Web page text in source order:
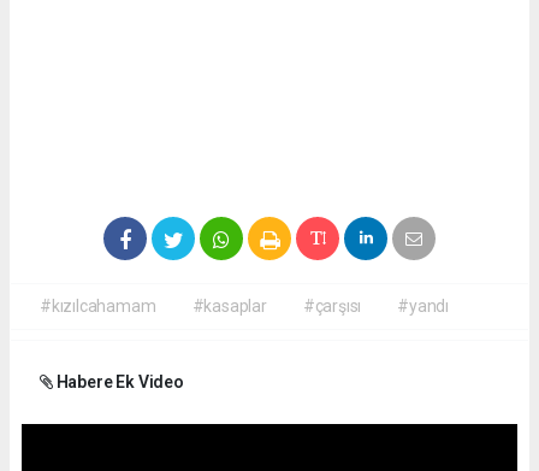
#kızılcahamam #kasaplar #çarşısı #yandı
Habere Ek Video